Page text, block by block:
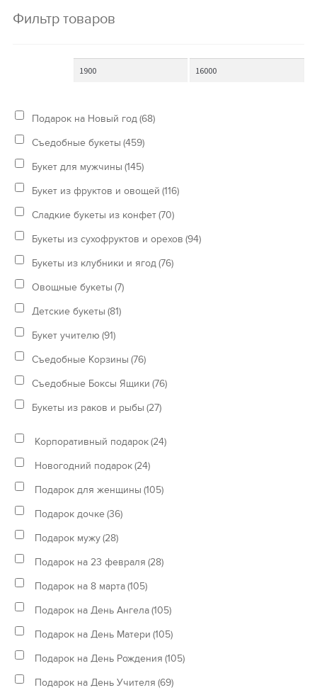
Фильтр товаров
Подарок на Новый год(68)
Съедобные букеты (459)
Букет для мужчины (145)
Букет из фруктов и овощей (116)
Сладкие букеты из конфет(70)
Букеты из сухофруктов и орехов (94)
Букеты из клубники и ягод(76)
Овощные букеты (7)
Детские букеты (81)
Букет учителю (91)
Съедобные Корзины (76)
Съедобные Боксы Ящики (76)
Букеты из раков и рыбы (27)
Корпоративный подарок(24)
Новогодний подарок(24)
Подарок для женщины (105)
Подарок дочке(36)
Подарок мужу(28)
Подарок на 23 февраля (28)
Подарок на 8 марта(105)
Подарок на День Ангела(105)
Подарок на День Матери (105)
Подарок на День Рождения (105)
Подарок на День Учителя (69)